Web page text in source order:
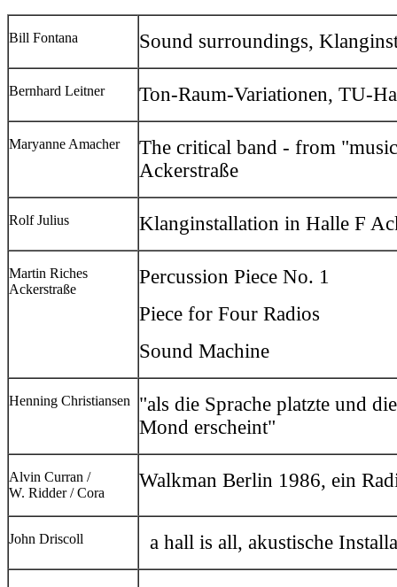
Bill Fontana Sound surroundings,
Bernhard Leitner Ton-Raum-Variationen, TU-
Maryanne Amacher
The critical band - from
Ackerstraße
Rolf Julius Klanginstallation in Halle F
Martin Riches
Ackerstraße
Percussion Piece No. 1
Piece for Four Radios
Sound Machine
Henning Christiansen
"als die Sprache platzte und
Mond erscheint"
Alvin Curran /
W. Ridder / Cora
Walkman Berlin 1986, ein
John Driscoll a hall is all, akustische